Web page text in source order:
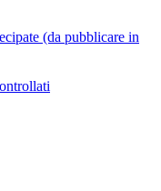
(da pubblicare in